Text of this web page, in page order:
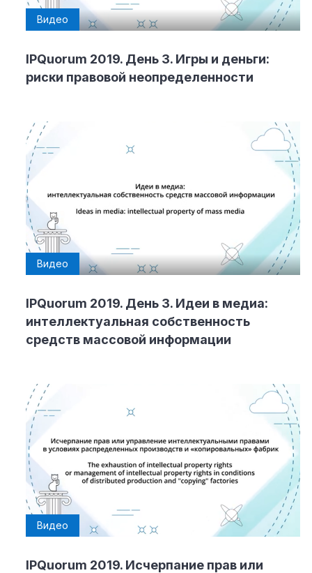
Видео
IPQuorum 2019. День 3. Игры и деньги:
риски правовой неопределенности
Видео
IPQuorum 2019. День 3. Идеи в медиа:
интеллектуальная собственность
средств массовой информации
Видео
IPQuorum 2019. Исчерпание прав или